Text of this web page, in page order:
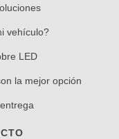
vehículo?
LED
la mejor opción